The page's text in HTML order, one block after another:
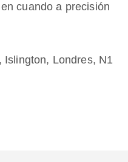
cuando a precisión
Islington, Londres, N1